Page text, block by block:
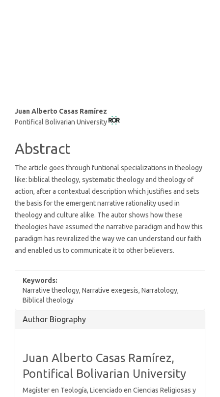
Main
Article
Content
Juan Alberto Casas Ramírez
Pontifical Bolivarian University
Abstract
The article goes through funtional specializations in theology
like: biblical theology, systematic theology and theology of
action, after a contextual description which justifies and sets
the basis for the emergent narrative rationality used in
theology and culture alike. The autor shows how these
theologies have assumed the narrative paradigm and how this
paradigm has reviralized the way we can understand our faith
and enabled us to communicate it to other believers.
Keywords:
Narrative theology, Narrative exegesis, Narratology,
Biblical theology
Article
Author Biography
Juan Alberto Casas Ramírez,
Pontifical Bolivarian University
Magíster en Teología, Licenciado en Ciencias Religiosas y